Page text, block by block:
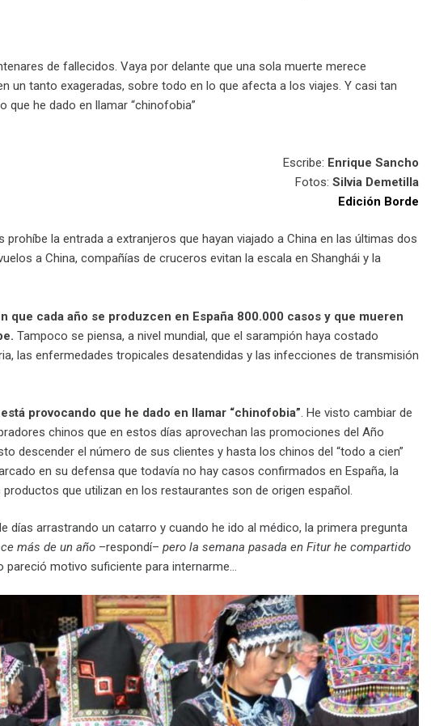
de fallecidos. Vaya por delante que una sola muerte merece
un tanto exageradas, sobre todo en lo que afecta a los viajes. Y casi tan
he dado en llamar “chinofobia”
Escribe: Enrique Sancho
Fotos: Silvia Demetilla
Edición Borde
la entrada a extranjeros que hayan viajado a China en las últimas dos
a China, compañías de cruceros evitan la escala en Shanghái y la
que cada año se produzcen en España 800.000 casos y que mueren
Tampoco se piensa, a nivel mundial, que el sarampión haya costado
las enfermedades tropicales desatendidas y las infecciones de transmisión
provocando que he dado en llamar “chinofobia” . He visto cambiar de
chinos que en estos días aprovechan las promociones del Año
descender el número de sus clientes y hasta los chinos del “todo a cien”
en su defensa que todavía no hay casos confirmados en España, la
que utilizan en los restaurantes son de origen español.
arrastrando un catarro y cuando he ido al médico, la primera pregunta
más de un año –respondí– pero la semana pasada en Fitur he compartido
pareció motivo suficiente para internarme…